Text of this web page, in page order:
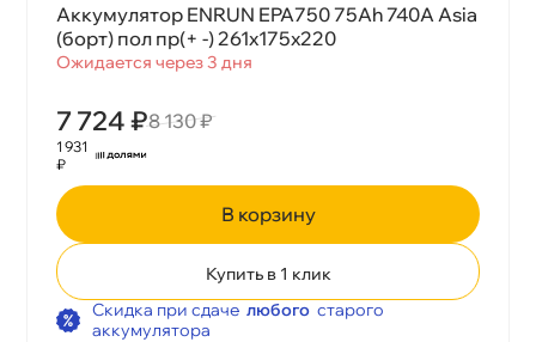
Аккумулятор ENRUN EPA750 75Ah 740A Asia
(борт) пол пр(+ -) 261x175x220
Ожидается через 3 дня
7 724 ₽8 130 ₽
1 931
₽
корзину
Купить в 1 клик
Скидка при сдаче любого старого
аккумулятора